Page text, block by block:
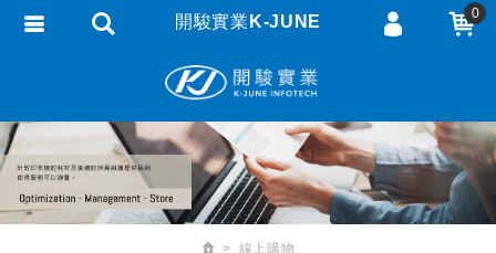
線上購物
開駿實業K-JUNE 0
會員登入
忘記密碼
訂單查詢
繁體中文